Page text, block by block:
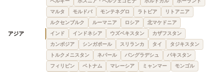
マルタ
モルドバ モンテネグロ ラトビア
リトアニア
ルクセンブルク
ルーマニア ロシア 北マケドニア
アジア インド インドネシア ウズベキスタン
カザフスタン
カンボジア
シンガポール スリランカ タイ
タジキスタン
トルクメニスタン
ネパール バングラデシュ
パキスタン
フィリピン
ベトナム マレーシア ミャンマー
モンゴル